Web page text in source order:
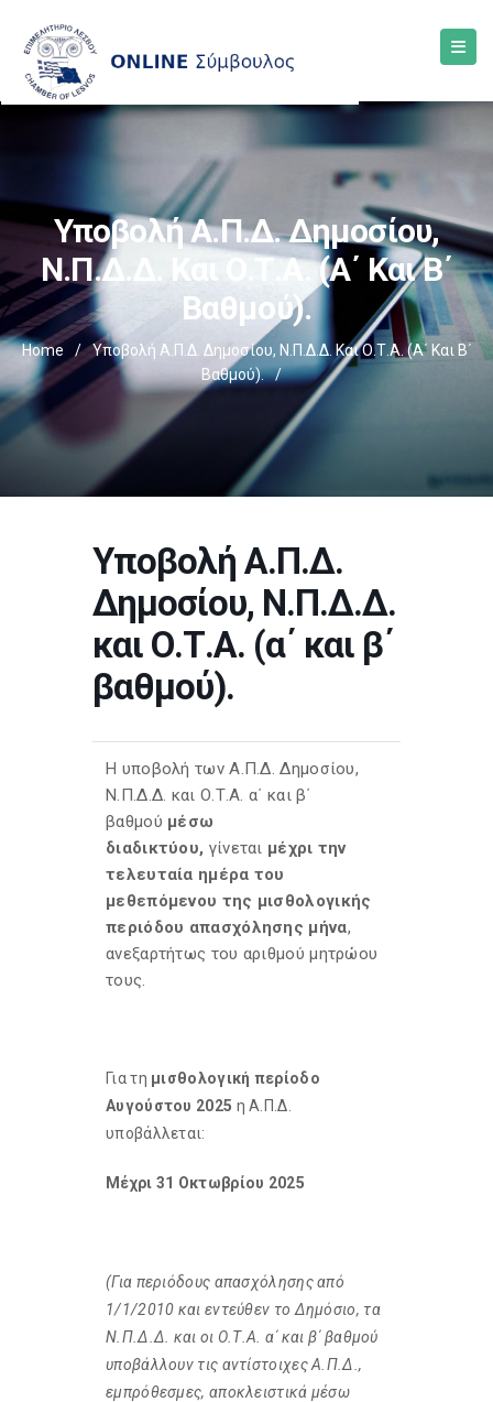
Υποβολή Α.Π.Δ. Δημοσίου,
Ν.Π.Δ.Δ. Και Ο.Τ.Α. (α΄ Και Β΄
Βαθμού).
Home /
Υποβολή Α.Π.Δ. Δημοσίου, Ν.Π.Δ.Δ. Και Ο.Τ.Α. (α΄ Και Β΄
Βαθμού).
/
Υποβολή Α.Π.Δ.
Δημοσίου, Ν.Π.Δ.Δ.
και Ο.Τ.Α. (α΄ και β΄
βαθμού).
Η υποβολή των Α.Π.Δ. Δημοσίου,
Ν.Π.Δ.Δ. και Ο.Τ.Α. α΄ και β΄
βαθμού μέσω
διαδικτύου, γίνεται μέχρι την
τελευταία ημέρα του
μεθεπόμενου της μισθολογικής
περιόδου απασχόλησης μήνα,
ανεξαρτήτως του αριθμού μητρώου
τους.
Για τη μισθολογική περίοδο
Αυγούστου 2025 η Α.Π.Δ.
υποβάλλεται:
Μέχρι 31 Οκτωβρίου 2025
(Για περιόδους απασχόλησης από
1/1/2010 και εντεύθεν το Δημόσιο, τα
Ν.Π.Δ.Δ. και οι Ο.Τ.Α. α΄ και β΄ βαθμού
υποβάλλουν τις αντίστοιχες Α.Π.Δ.,
εμπρόθεσμες, αποκλειστικά μέσω